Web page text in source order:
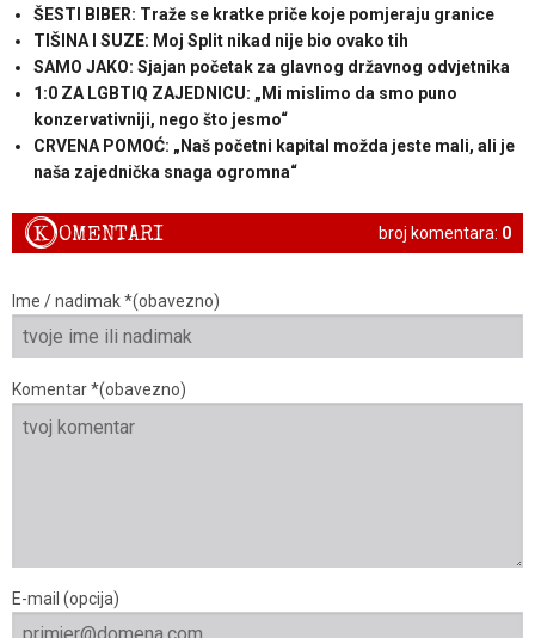
ŠESTI BIBER: Traže se kratke priče koje pomjeraju granice
TIŠINA I SUZE: Moj Split nikad nije bio ovako tih
SAMO JAKO: Sjajan početak za glavnog državnog odvjetnika
1:0 ZA LGBTIQ ZAJEDNICU: „Mi mislimo da smo puno
konzervativniji, nego što jesmo“
CRVENA POMOĆ: „Naš početni kapital možda jeste mali, ali je
naša zajednička snaga ogromna“
broj komentara: 0
KOMENTARI
Ime / nadimak *(obavezno)
Komentar *(obavezno)
E-mail (opcija)